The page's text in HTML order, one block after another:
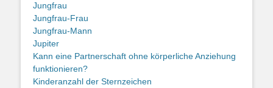
Jungfrau
Jungfrau-Frau
Jungfrau-Mann
Jupiter
Kann eine Partnerschaft ohne körperliche Anziehung
funktionieren?
Kinderanzahl der Sternzeichen